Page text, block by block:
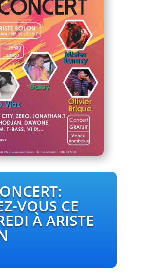
VOUS CE
À ARISTE